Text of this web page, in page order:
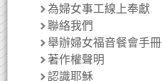
為婦女事工線上奉獻
聯絡我們
舉辦婦女福音餐會手冊
著作權聲明
認識耶穌